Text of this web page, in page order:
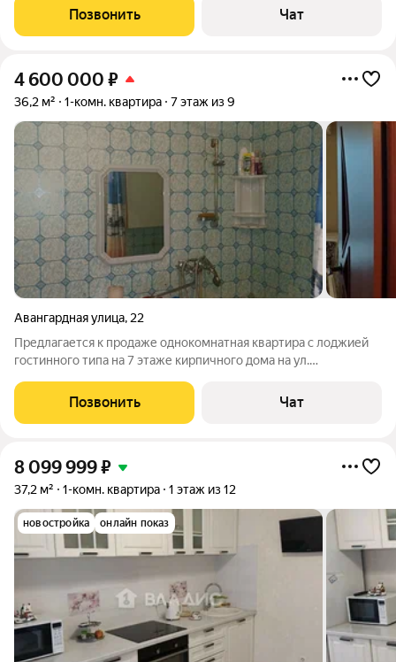
Холл выглядит шикарно , плитка на полу , картины на стенах.
Пару слов об
Позвонить Чат
4 600 000 ₽
36,2 м² 1-комн. квартира 7 этаж из 9
Авангардная улица, 22
Предлагается к продаже однокомнатная квартира с лоджией
гостинного типа на 7 этаже кирпичного дома на ул.
вход на лоджию, в прихожей встроенный шкаф, при
дальнейшем ремонте возможность
Позвонить Чат
8 099 999₽
37,2 м² 1-комн. квартира 1 этаж из 12
новостройка онлайн показ